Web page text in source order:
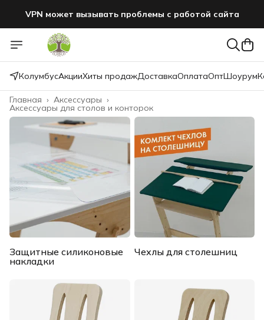
VPN может вызывать проблемы с работой сайта
КолумбусАкцииХиты продажДоставкаОплатаОптШоурум
Аксессуары для столов и конторок
Аксессуары ›
Главная ›
Защитные силиконовые
накладки
Чехлы для столешниц